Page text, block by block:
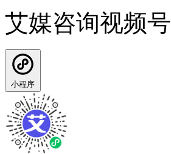
艾媒咨询视频号
小程序